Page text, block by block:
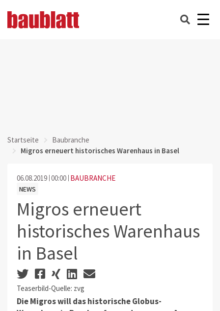
Startseite
Baubranche
Migros erneuert historisches Warenhaus in Basel
06.08.2019 00:00 BAUBRANCHE
NEWS
Migros erneuert
historisches Warenhaus
in Basel
Teaserbild-Quelle: zvg
Die Migros will das historische Globus-